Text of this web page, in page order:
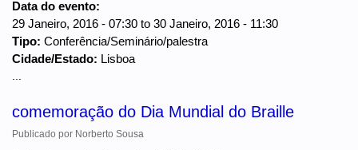
Data do evento:
29 Janeiro, 2016 - 07:30 to 30 Janeiro, 2016 - 11:30
Tipo: Conferência/Seminário/palestra
Cidade/Estado: Lisboa
comemoração do Dia Mundial do Braille
Publicado por Norberto Sousa